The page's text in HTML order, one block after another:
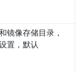
镜像存储目录，
置，默认